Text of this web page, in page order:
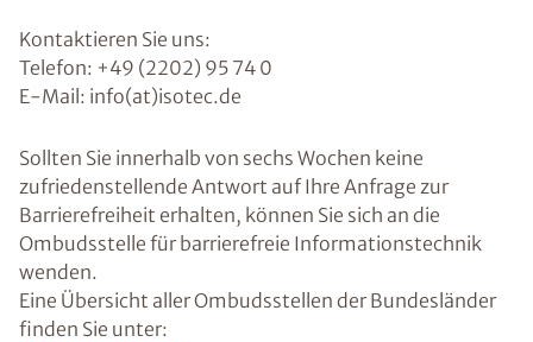
Kontaktieren Sie uns:
Telefon: +49 (2202) 95 74 0
E-Mail: info(at)isotec.de
Sollten Sie innerhalb von sechs Wochen keine
zufriedenstellende Antwort auf Ihre Anfrage zur
Barrierefreiheit erhalten, können Sie sich an die
Ombudsstelle für barrierefreie Informationstechnik
wenden.
Eine Übersicht aller Ombudsstellen der Bundesländer
finden Sie unter: